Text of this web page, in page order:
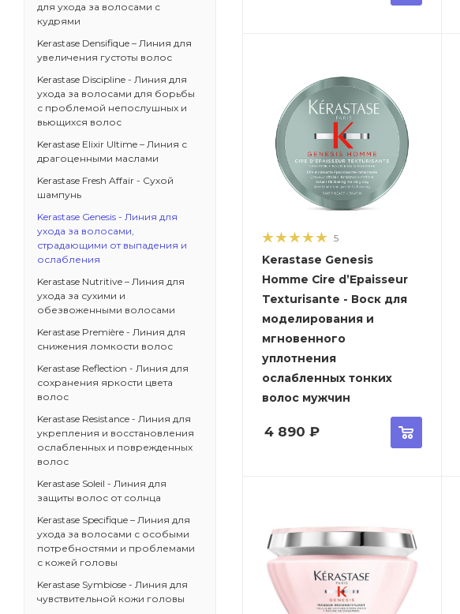
5
Kerastase Genesis
Homme Cire d’Epaisseur
Texturisante - Воск для
моделирования и
мгновенного
уплотнения
ослабленных тонких
волос мужчин
4 890 ₽
для ухода за волосами с
кудрями
Kerastase Densifique – Линия для
увеличения густоты волос
Kerastase Discipline - Линия для
ухода за волосами для борьбы
с проблемой непослушных и
вьющихся волос
Kerastase Elixir Ultime – Линия с
драгоценными маслами
Kerastase Fresh Affair - Сухой
шампунь
Kerastase Genesis - Линия для
ухода за волосами,
страдающими от выпадения и
ослабления
Kerastase Nutritive – Линия для
ухода за сухими и
обезвоженными волосами
Kerastase Première - Линия для
снижения ломкости волос
Kerastase Reflection - Линия для
сохранения яркости цвета
волос
Kerastase Resistance - Линия для
укрепления и восстановления
ослабленных и поврежденных
волос
Kerastase Soleil - Линия для
защиты волос от солнца
Kerastase Specifique – Линия для
ухода за волосами с особыми
потребностями и проблемами
с кожей головы
Kerastase Symbiose - Линия для
чувствительной кожи головы